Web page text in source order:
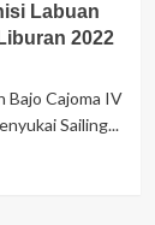
Labuan
2022
Bajo Cajoma IV
Sailing...